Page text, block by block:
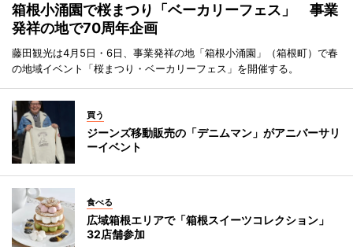
箱根小涌園で桜まつり「ベーカリーフェス」 事業
発祥の地で70周年企画
藤田観光は4月5日・6日、事業発祥の地「箱根小涌園」（箱根町）で春
の地域イベント「桜まつり・ベーカリーフェス」を開催する。
買う
ジーンズ移動販売の「デニムマン」がアニバーサリ
ーイベント
食べる
広域箱根エリアで「箱根スイーツコレクション」
32店舗参加